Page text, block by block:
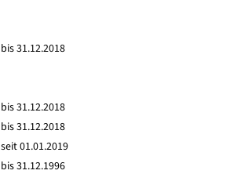
bis 31.12.2018
bis 31.12.2018
bis 31.12.2018
seit 01.01.2019
bis 31.12.1996